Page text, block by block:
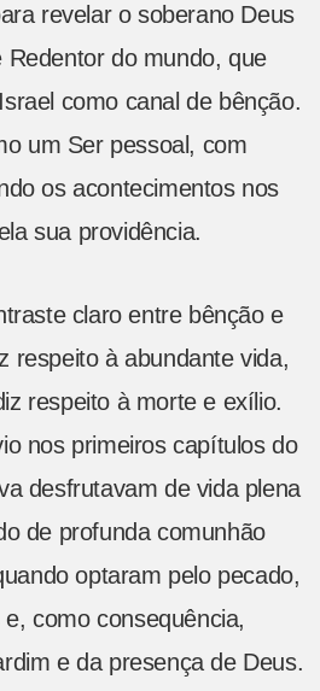
revelar o soberano Deus
Redentor do mundo, que
como canal de bênção.
um Ser pessoal, com
os acontecimentos nos
sua providência.
claro entre bênção e
respeito à abundante vida,
respeito à morte e exílio.
nos primeiros capítulos do
desfrutavam de vida plena
de profunda comunhão
optaram pelo pecado,
como consequência,
e da presença de Deus.